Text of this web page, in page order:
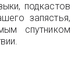
подкастов
запястья,
спутником